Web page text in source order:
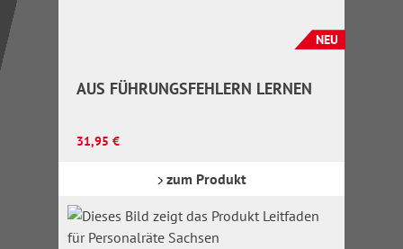
NEU
AUS FÜHRUNGSFEHLERN LERNEN
Regulärer Preis:
31,95 €
zum Produkt